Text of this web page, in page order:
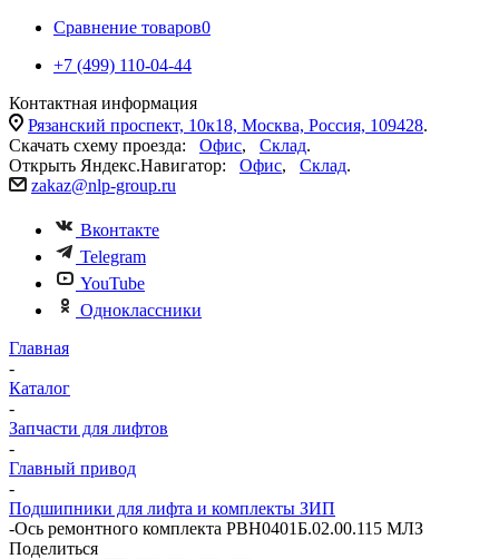
Сравнение товаров0
+7 (499) 110-04-44
Контактная информация
Рязанский проспект, 10к18, Москва, Россия, 109428.
Скачать схему проезда: Офис, Склад.
Открыть Яндекс.Навигатор: Офис, Склад.
zakaz@nlp-group.ru
Вконтакте
Telegram
YouTube
Одноклассники
Главная
-
Каталог
-
Запчасти для лифтов
-
Главный привод
-
Подшипники для лифта и комплекты ЗИП
-Ось ремонтного комплекта РВН0401Б.02.00.115 МЛЗ
Поделиться